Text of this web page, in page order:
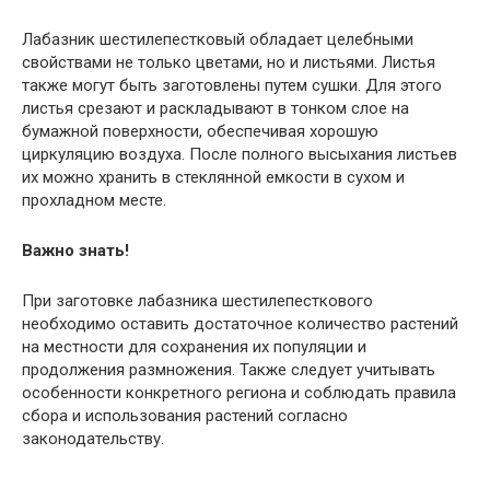
Лабазник шестилепестковый обладает целебными
свойствами не только цветами, но и листьями. Листья
также могут быть заготовлены путем сушки. Для этого
листья срезают и раскладывают в тонком слое на
бумажной поверхности, обеспечивая хорошую
циркуляцию воздуха. После полного высыхания листьев
их можно хранить в стеклянной емкости в сухом и
прохладном месте.
Важно знать!
При заготовке лабазника шестилепесткового
необходимо оставить достаточное количество растений
на местности для сохранения их популяции и
продолжения размножения. Также следует учитывать
особенности конкретного региона и соблюдать правила
сбора и использования растений согласно
законодательству.